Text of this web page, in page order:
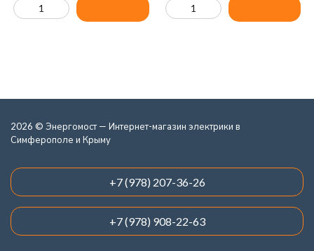
2026 © Энергомост — Интернет-магазин электрики в
Симферополе и Крыму
+7 (978) 207-36-26
+7 (978) 908-22-63